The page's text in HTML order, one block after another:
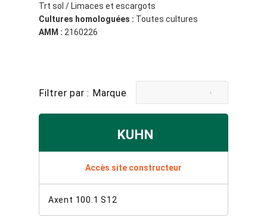
Trt sol / Limaces et escargots
Cultures homologuées : Toutes cultures
AMM : 2160226
Filtrer par : Marque
KUHN
Accès site constructeur
Axent 100.1 S12